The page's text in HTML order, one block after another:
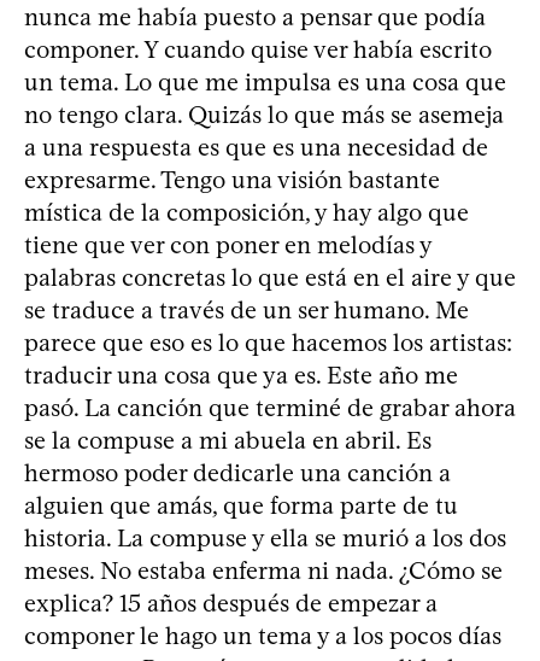
nunca me había puesto a pensar que podía
componer. Y cuando quise ver había escrito
un tema. Lo que me impulsa es una cosa que
no tengo clara. Quizás lo que más se asemeja
a una respuesta es que es una necesidad de
expresarme. Tengo una visión bastante
mística de la composición, y hay algo que
tiene que ver con poner en melodías y
palabras concretas lo que está en el aire y que
se traduce a través de un ser humano. Me
parece que eso es lo que hacemos los artistas:
traducir una cosa que ya es. Este año me
pasó. La canción que terminé de grabar ahora
se la compuse a mi abuela en abril. Es
hermoso poder dedicarle una canción a
alguien que amás, que forma parte de tu
historia. La compuse y ella se murió a los dos
meses. No estaba enferma ni nada. ¿Cómo se
explica? 15 años después de empezar a
componer le hago un tema y a los pocos días